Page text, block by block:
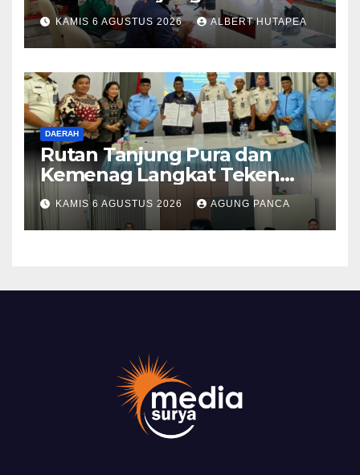
Berkat Layanan Pengukuran
Terjadwal
KAMIS 6 AGUSTUS 2026 ALBERT HUTAPEA
DAERAH
Rutan Tanjung Pura dan
Kemenag Langkat Teken
PKS Pembinaan Kerohanian
Warga Binaan
KAMIS 6 AGUSTUS 2026 AGUNG PANCA